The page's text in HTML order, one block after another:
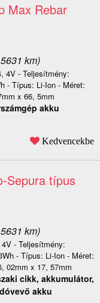
Max Rebar
km)
4V - Teljesítmény:
- Típus: Li-Ion - Méret:
x 66, 5mm
akku
Kedvencekbe
Sepura típus
km)
- Teljesítmény:
- Típus: Li-Ion - Méret:
02mm x 17, 57mm
cikk, akkumulátor,
akku